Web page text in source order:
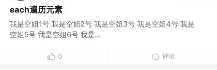
each遍历元素
我是空姐1号 我是空姐2号 我是空姐3号 我是空姐4号 我是
空姐5号 我是空姐6号 我是...
0 评论